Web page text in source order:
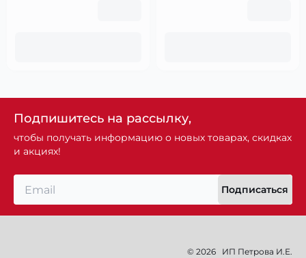
Подпишитесь на рассылку,
чтобы получать информацию о новых товарах, скидках
и акциях!
Подписаться
© 2026 ИП Петрова И.Е.